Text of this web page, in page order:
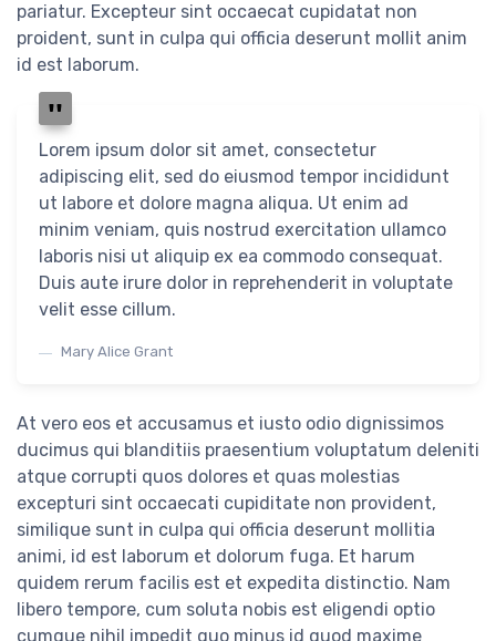
pariatur. Excepteur sint occaecat cupidatat non
proident, sunt in culpa qui officia deserunt mollit anim
id est laborum.
Lorem ipsum dolor sit amet, consectetur
adipiscing elit, sed do eiusmod tempor incididunt
ut labore et dolore magna aliqua. Ut enim ad
minim veniam, quis nostrud exercitation ullamco
laboris nisi ut aliquip ex ea commodo consequat.
Duis aute irure dolor in reprehenderit in voluptate
velit esse cillum.
Mary Alice Grant
At vero eos et accusamus et iusto odio dignissimos
ducimus qui blanditiis praesentium voluptatum deleniti
atque corrupti quos dolores et quas molestias
excepturi sint occaecati cupiditate non provident,
similique sunt in culpa qui officia deserunt mollitia
animi, id est laborum et dolorum fuga. Et harum
quidem rerum facilis est et expedita distinctio. Nam
libero tempore, cum soluta nobis est eligendi optio
cumque nihil impedit quo minus id quod maxime